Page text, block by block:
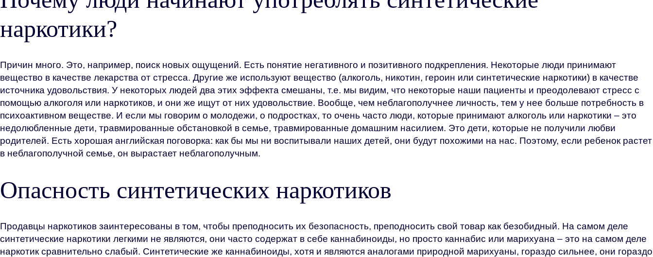
наркотики?
Причин много. Это, например, поиск новых ощущений. Есть понятие негативного и позитивного подкрепления. Некоторые люди принимают
вещество в качестве лекарства от стресса. Другие же используют вещество (алкоголь, никотин, героин или синтетические наркотики) в качестве
источника удовольствия. У некоторых людей два этих эффекта смешаны, т.е. мы видим, что некоторые наши пациенты и преодолевают стресс с
помощью алкоголя или наркотиков, и они же ищут от них удовольствие. Вообще, чем неблагополучнее личность, тем у нее больше потребность в
психоактивном веществе. И если мы говорим о молодежи, о подростках, то очень часто люди, которые принимают алкоголь или наркотики – это
недолюбленные дети, травмированные обстановкой в семье, травмированные домашним насилием. Это дети, которые не получили любви
родителей. Есть хорошая английская поговорка: как бы мы ни воспитывали наших детей, они будут похожими на нас. Поэтому, если ребенок растет
в неблагополучной семье, он вырастает неблагополучным.
Опасность синтетических наркотиков
Продавцы наркотиков заинтересованы в том, чтобы преподносить их безопасность, преподносить свой товар как безобидный. На самом деле
синтетические наркотики легкими не являются, они часто содержат в себе каннабиноиды, но просто каннабис или марихуана – это на самом деле
наркотик сравнительно слабый. Синтетические же каннабиноиды, хотя и являются аналогами природной марихуаны, гораздо сильнее, они гораздо